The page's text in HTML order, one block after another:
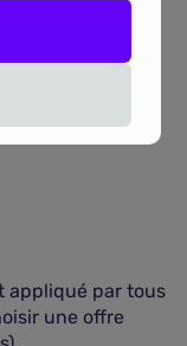
court formulaire
en ligne
appliqué par tous
une offre